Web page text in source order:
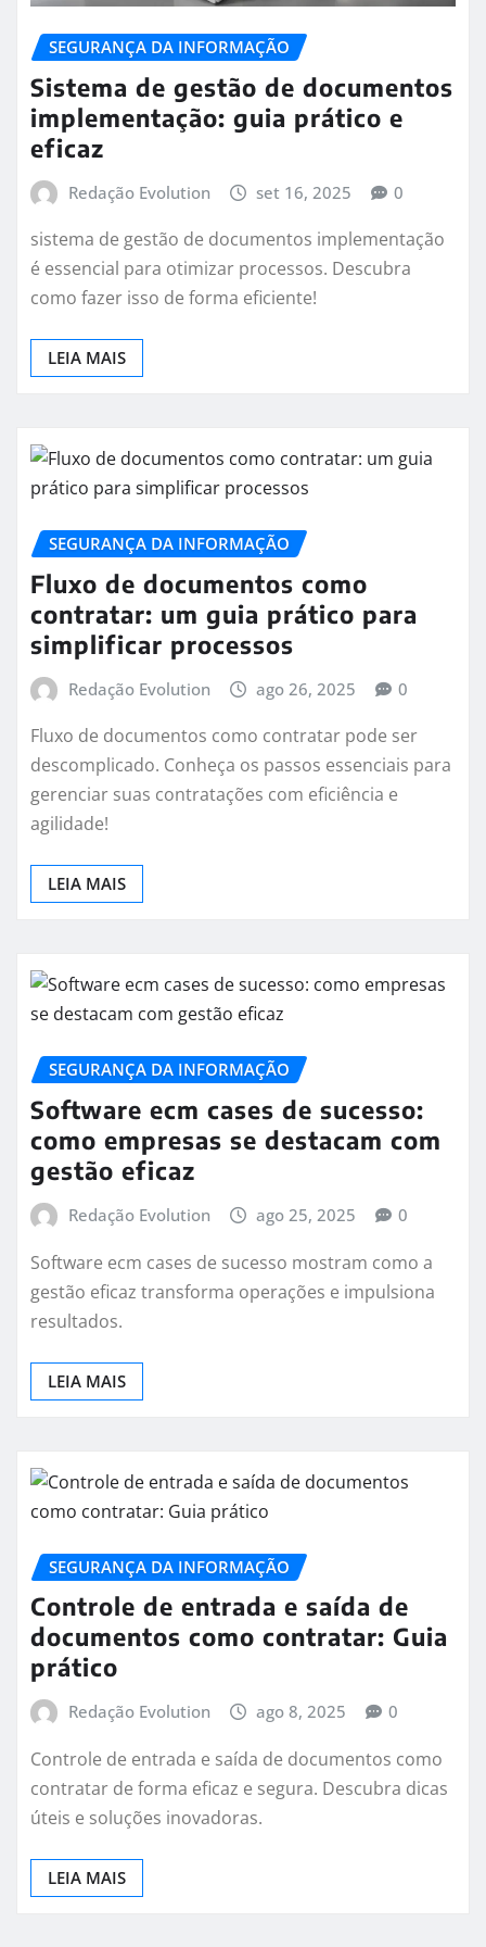
SEGURANÇA DA INFORMAÇÃO
Sistema de gestão de documentos
implementação: guia prático e
eficaz
Redação Evolution set 16, 2025 0
sistema de gestão de documentos implementação
é essencial para otimizar processos. Descubra
como fazer isso de forma eficiente!
LEIA MAIS
SEGURANÇA DA INFORMAÇÃO
Fluxo de documentos como
contratar: um guia prático para
simplificar processos
Redação Evolution ago 26, 2025 0
Fluxo de documentos como contratar pode ser
descomplicado. Conheça os passos essenciais para
gerenciar suas contratações com eficiência e
agilidade!
LEIA MAIS
SEGURANÇA DA INFORMAÇÃO
Software ecm cases de sucesso:
como empresas se destacam com
gestão eficaz
Redação Evolution ago 25, 2025 0
Software ecm cases de sucesso mostram como a
gestão eficaz transforma operações e impulsiona
resultados.
LEIA MAIS
SEGURANÇA DA INFORMAÇÃO
Controle de entrada e saída de
documentos como contratar: Guia
prático
Redação Evolution ago 8, 2025 0
Controle de entrada e saída de documentos como
contratar de forma eficaz e segura. Descubra dicas
úteis e soluções inovadoras.
LEIA MAIS